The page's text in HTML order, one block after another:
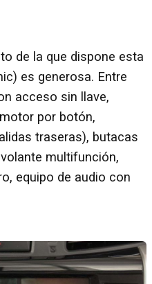
de la que dispone esta
es generosa. Entre
acceso sin llave,
por botón,
traseras), butacas
multifunción,
equipo de audio con